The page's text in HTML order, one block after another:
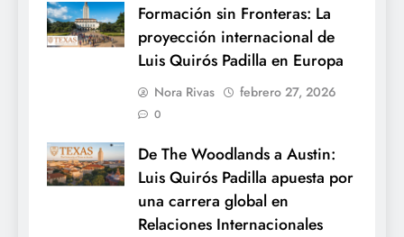
Formación sin Fronteras: La
proyección internacional de
Luis Quirós Padilla en Europa
Nora Rivas febrero 27, 2026
0
De The Woodlands a Austin:
Luis Quirós Padilla apuesta por
una carrera global en
Relaciones Internacionales